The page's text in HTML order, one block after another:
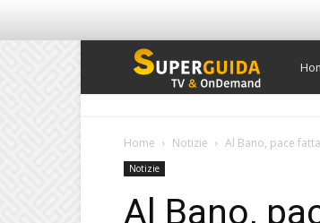
Super
Home Notizie Al Bano, pace
Notizie
Al Bano,